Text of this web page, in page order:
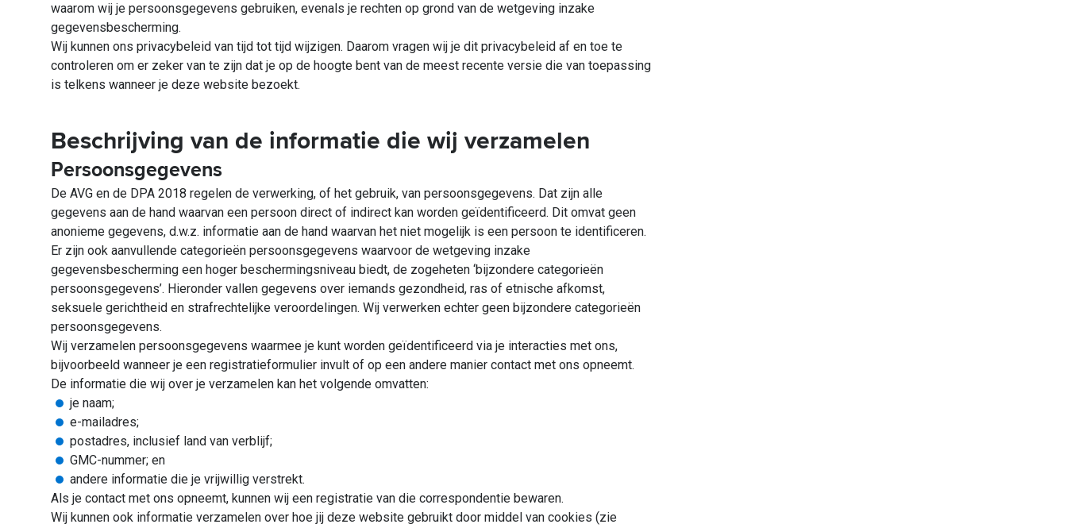
waarom wij je persoonsgegevens gebruiken, evenals je rechten op grond van de wetgeving inzake
gegevensbescherming.
Wij kunnen ons privacybeleid van tijd tot tijd wijzigen. Daarom vragen wij je dit privacybeleid af en toe te
controleren om er zeker van te zijn dat je op de hoogte bent van de meest recente versie die van toepassing
is telkens wanneer je deze website bezoekt.
Beschrijving van de informatie die wij verzamelen
Persoonsgegevens
De AVG en de DPA 2018 regelen de verwerking, of het gebruik, van persoonsgegevens. Dat zijn alle
gegevens aan de hand waarvan een persoon direct of indirect kan worden geïdentificeerd. Dit omvat geen
anonieme gegevens, d.w.z. informatie aan de hand waarvan het niet mogelijk is een persoon te identificeren.
Er zijn ook aanvullende categorieën persoonsgegevens waarvoor de wetgeving inzake
gegevensbescherming een hoger beschermingsniveau biedt, de zogeheten ‘bijzondere categorieën
persoonsgegevens’. Hieronder vallen gegevens over iemands gezondheid, ras of etnische afkomst,
seksuele gerichtheid en strafrechtelijke veroordelingen. Wij verwerken echter geen bijzondere categorieën
persoonsgegevens.
Wij verzamelen persoonsgegevens waarmee je kunt worden geïdentificeerd via je interacties met ons,
bijvoorbeeld wanneer je een registratieformulier invult of op een andere manier contact met ons opneemt.
De informatie die wij over je verzamelen kan het volgende omvatten:
je naam;
e-mailadres;
postadres, inclusief land van verblijf;
GMC-nummer; en
andere informatie die je vrijwillig verstrekt.
Als je contact met ons opneemt, kunnen wij een registratie van die correspondentie bewaren.
Wij kunnen ook informatie verzamelen over hoe jij deze website gebruikt door middel van cookies (zie